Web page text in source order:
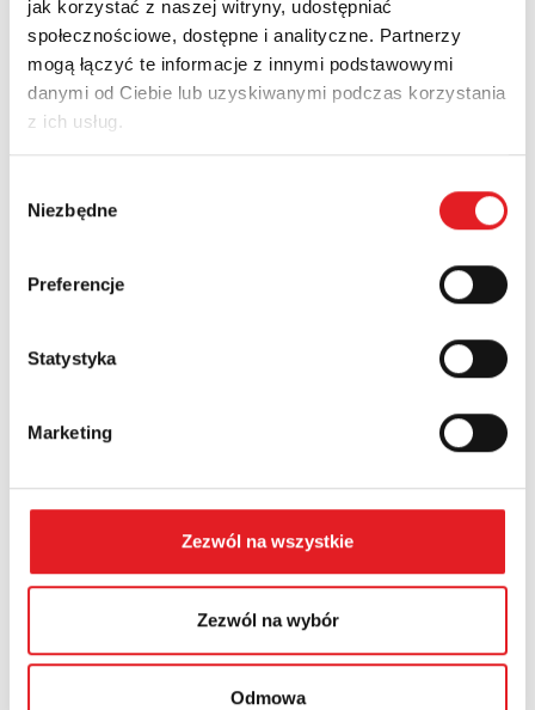
jak korzystać z naszej witryny, udostępniać
społecznościowe, dostępne i analityczne. Partnerzy
mogą łączyć te informacje z innymi podstawowymi
danymi od Ciebie lub uzyskiwanymi podczas korzystania
z ich usług.
zgody
Niezbędne
Preferencje
Statystyka
Marketing
Zezwól na wszystkie
Zezwól na wybór
Odmowa
Zapytaj o szczegóły oferty
Imię i nazwisko: *
Adres e-mail: *
Numer telefonu:
Województwo: